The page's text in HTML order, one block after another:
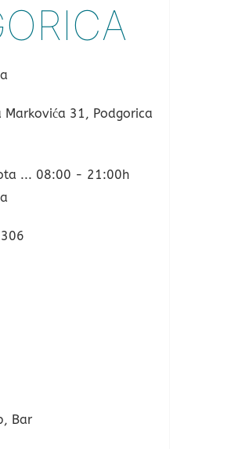
Markovića 31, Podgorica
... 08:00 - 21:00h
Bar